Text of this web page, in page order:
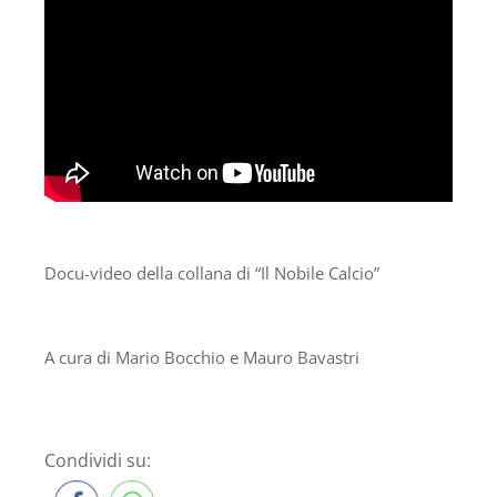
Docu-video della collana di “Il Nobile Calcio”
A cura di Mario Bocchio e Mauro Bavastri
Condividi su: